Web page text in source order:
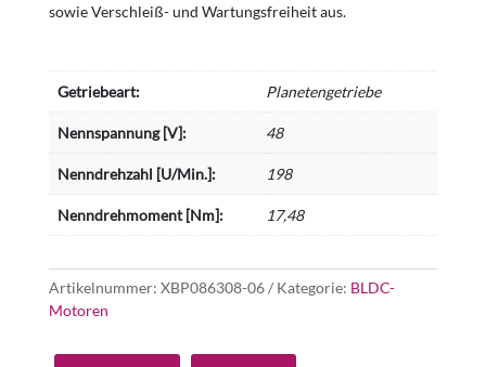
sowie Verschleiß- und Wartungsfreiheit aus.
Getriebeart: Planetengetriebe
Nennspannung [V]: 48
Nenndrehzahl [U/Min.]: 198
Nenndrehmoment [Nm]: 17,48
Artikelnummer: XBP086308-06 Kategorie: BLDC-
Motoren